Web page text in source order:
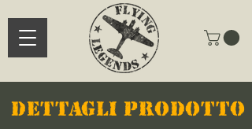
DETTAGLI PRODOTTO